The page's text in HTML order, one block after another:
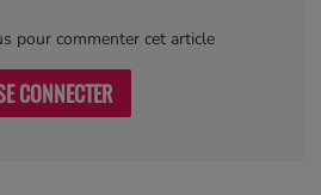
pour commenter cet article
CONNECTER